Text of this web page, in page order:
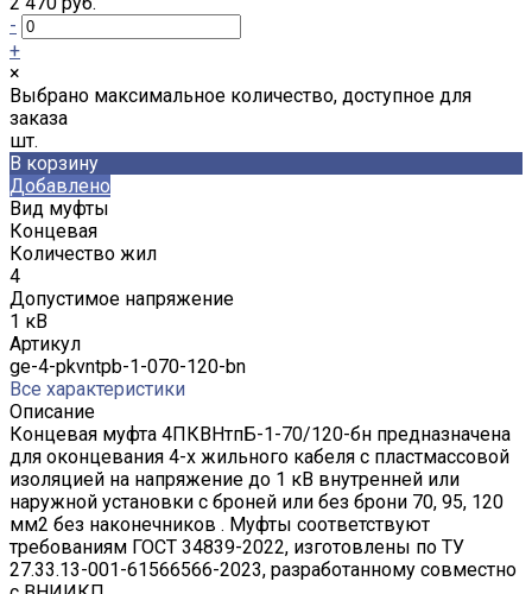
-
+
×
Выбрано максимальное количество, доступное для
заказа
шт.
В корзину
Добавлено
Вид муфты
Концевая
Количество жил
4
Допустимое напряжение
1 кВ
Артикул
ge-4-pkvntpb-1-070-120-bn
Все характеристики
Описание
Концевая муфта 4ПКВНтпБ-1-70/120-бн предназначена
для оконцевания 4-х жильного кабеля с пластмассовой
изоляцией на напряжение до 1 кВ внутренней или
наружной установки с броней или без брони 70, 95, 120
мм2 без наконечников . Муфты соответствуют
требованиям ГОСТ 34839-2022, изготовлены по ТУ
27.33.13-001-61566566-2023, разработанному совместно